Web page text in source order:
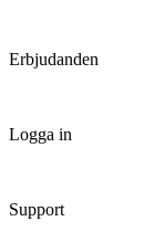
Erbjudanden
Logga in
Support